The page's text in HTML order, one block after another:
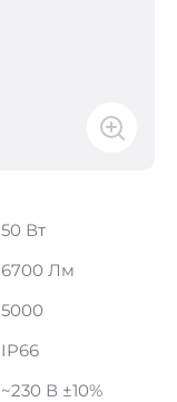
50 Вт
6700 Лм
5000
IP66
~230 В ±10%